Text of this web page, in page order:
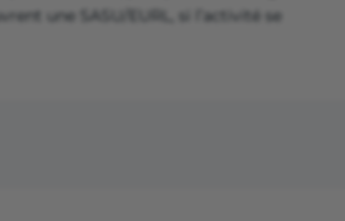
une SASU/EURL, si l’activité se